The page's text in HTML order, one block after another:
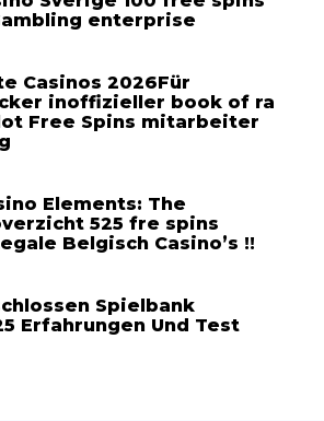
enterprise
Casinos 2026Für
inoffizieller book of ra
Free Spins mitarbeiter
Elements: The
525 fre spins
Belgisch Casino’s !!
Spielbank
Erfahrungen Und Test